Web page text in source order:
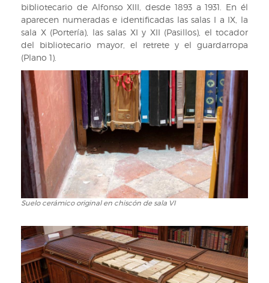
bibliotecario de Alfonso XIII, desde 1893 a 1931. En él
aparecen numeradas e identificadas las salas I a IX, la
sala X (Portería), las salas XI y XII (Pasillos), el tocador
del bibliotecario mayor, el retrete y el guardarropa
(Plano 1).
Suelo
original
en
chiscón
de
sala
Suelo cerámico original en chiscón de sala VI